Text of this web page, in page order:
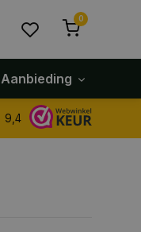
0
Aanbieding
9,4